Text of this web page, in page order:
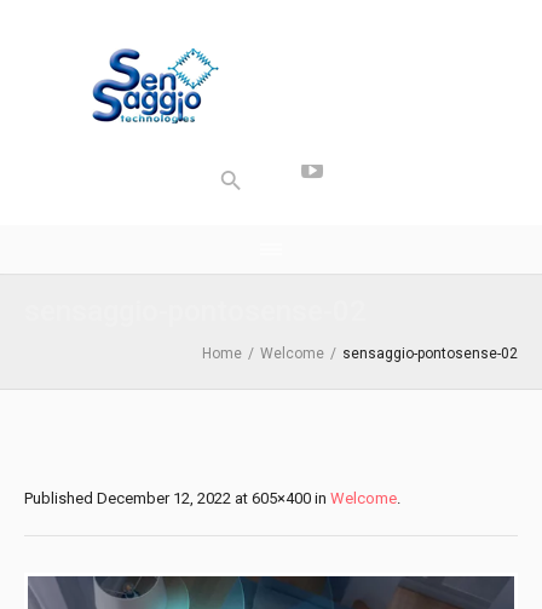
Home / Welcome / sensaggio-pontosense-02
Published December 12, 2022 at 605×400 in Welcome.